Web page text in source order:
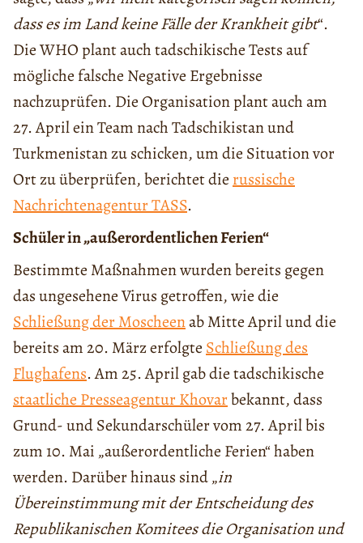
dass es im Land keine Fälle der Krankheit gibt“.
Die WHO plant auch tadschikische Tests auf
mögliche falsche Negative Ergebnisse
nachzuprüfen. Die Organisation plant auch am
27. April ein Team nach Tadschikistan und
Turkmenistan zu schicken, um die Situation vor
Ort zu überprüfen, berichtet die russische
Nachrichtenagentur TASS.
Schüler in „außerordentlichen Ferien“
Bestimmte Maßnahmen wurden bereits gegen
das ungesehene Virus getroffen, wie die
Schließung der Moscheenab Mitte April und die
bereits am 20. März erfolgte Schließung des
Flughafens. Am 25. April gab die tadschikische
staatliche Presseagentur Khovarbekannt, dass
Grund- und Sekundarschüler vom 27. April bis
zum 10. Mai „außerordentliche Ferien“ haben
werden. Darüber hinaus sind „in
Übereinstimmung mit der Entscheidung des
Republikanischen Komitees die Organisation und